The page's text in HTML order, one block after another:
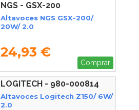
NGS - GSX-200
Altavoces NGS GSX-200/
20W/ 2.0
24,93 €
Comprar
LOGITECH - 980-000814
Altavoces Logitech Z150/ 6W/
2.0